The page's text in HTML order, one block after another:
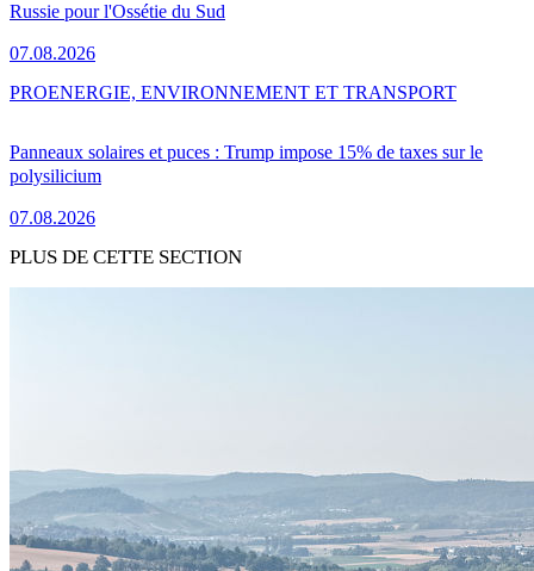
Russie pour l'Ossétie du Sud
07.08.2026
Panneaux solaires et puces : Trump impose 15% de taxes sur le
polysilicium
07.08.2026
PROENERGIE, ENVIRONNEMENT ET TRANSPORT
PLUS DE CETTE SECTION